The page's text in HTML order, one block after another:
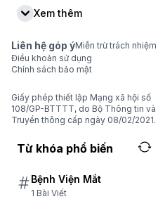
Xem thêm
Liên hệ góp ýMiễn trừ trách nhiệm
Điều khoản sử dụng
Chính sách bảo mật
Giấy phép thiết lập Mạng xã hội số
108/GP-BTTTT, do Bộ Thông tin và
Truyền thông cấp ngày 08/02/2021.
Từ khóa phổ biến
Bệnh Viện Mắt
1 Bài Viết